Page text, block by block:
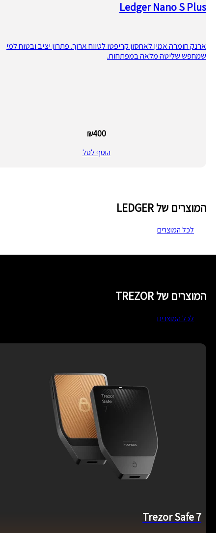
Ledger Nano S Plus
ארנק חומרה אמין לאחסון קריפטו לטווח ארוך. פתרון יציב ובטוח למי
שמחפש שליטה מלאה במפתחות.
₪400
הוסף לסל
המוצרים של LEDGER
לכל המוצרים
המוצרים של TREZOR
לכל המוצרים
Trezor Safe 7